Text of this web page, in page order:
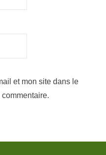
et mon site dans le